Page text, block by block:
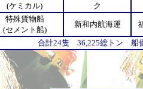
(ケミカル)
ク
特殊貨物船
(セメント船)
新和内航海運
合計24隻 36,225総トン 船